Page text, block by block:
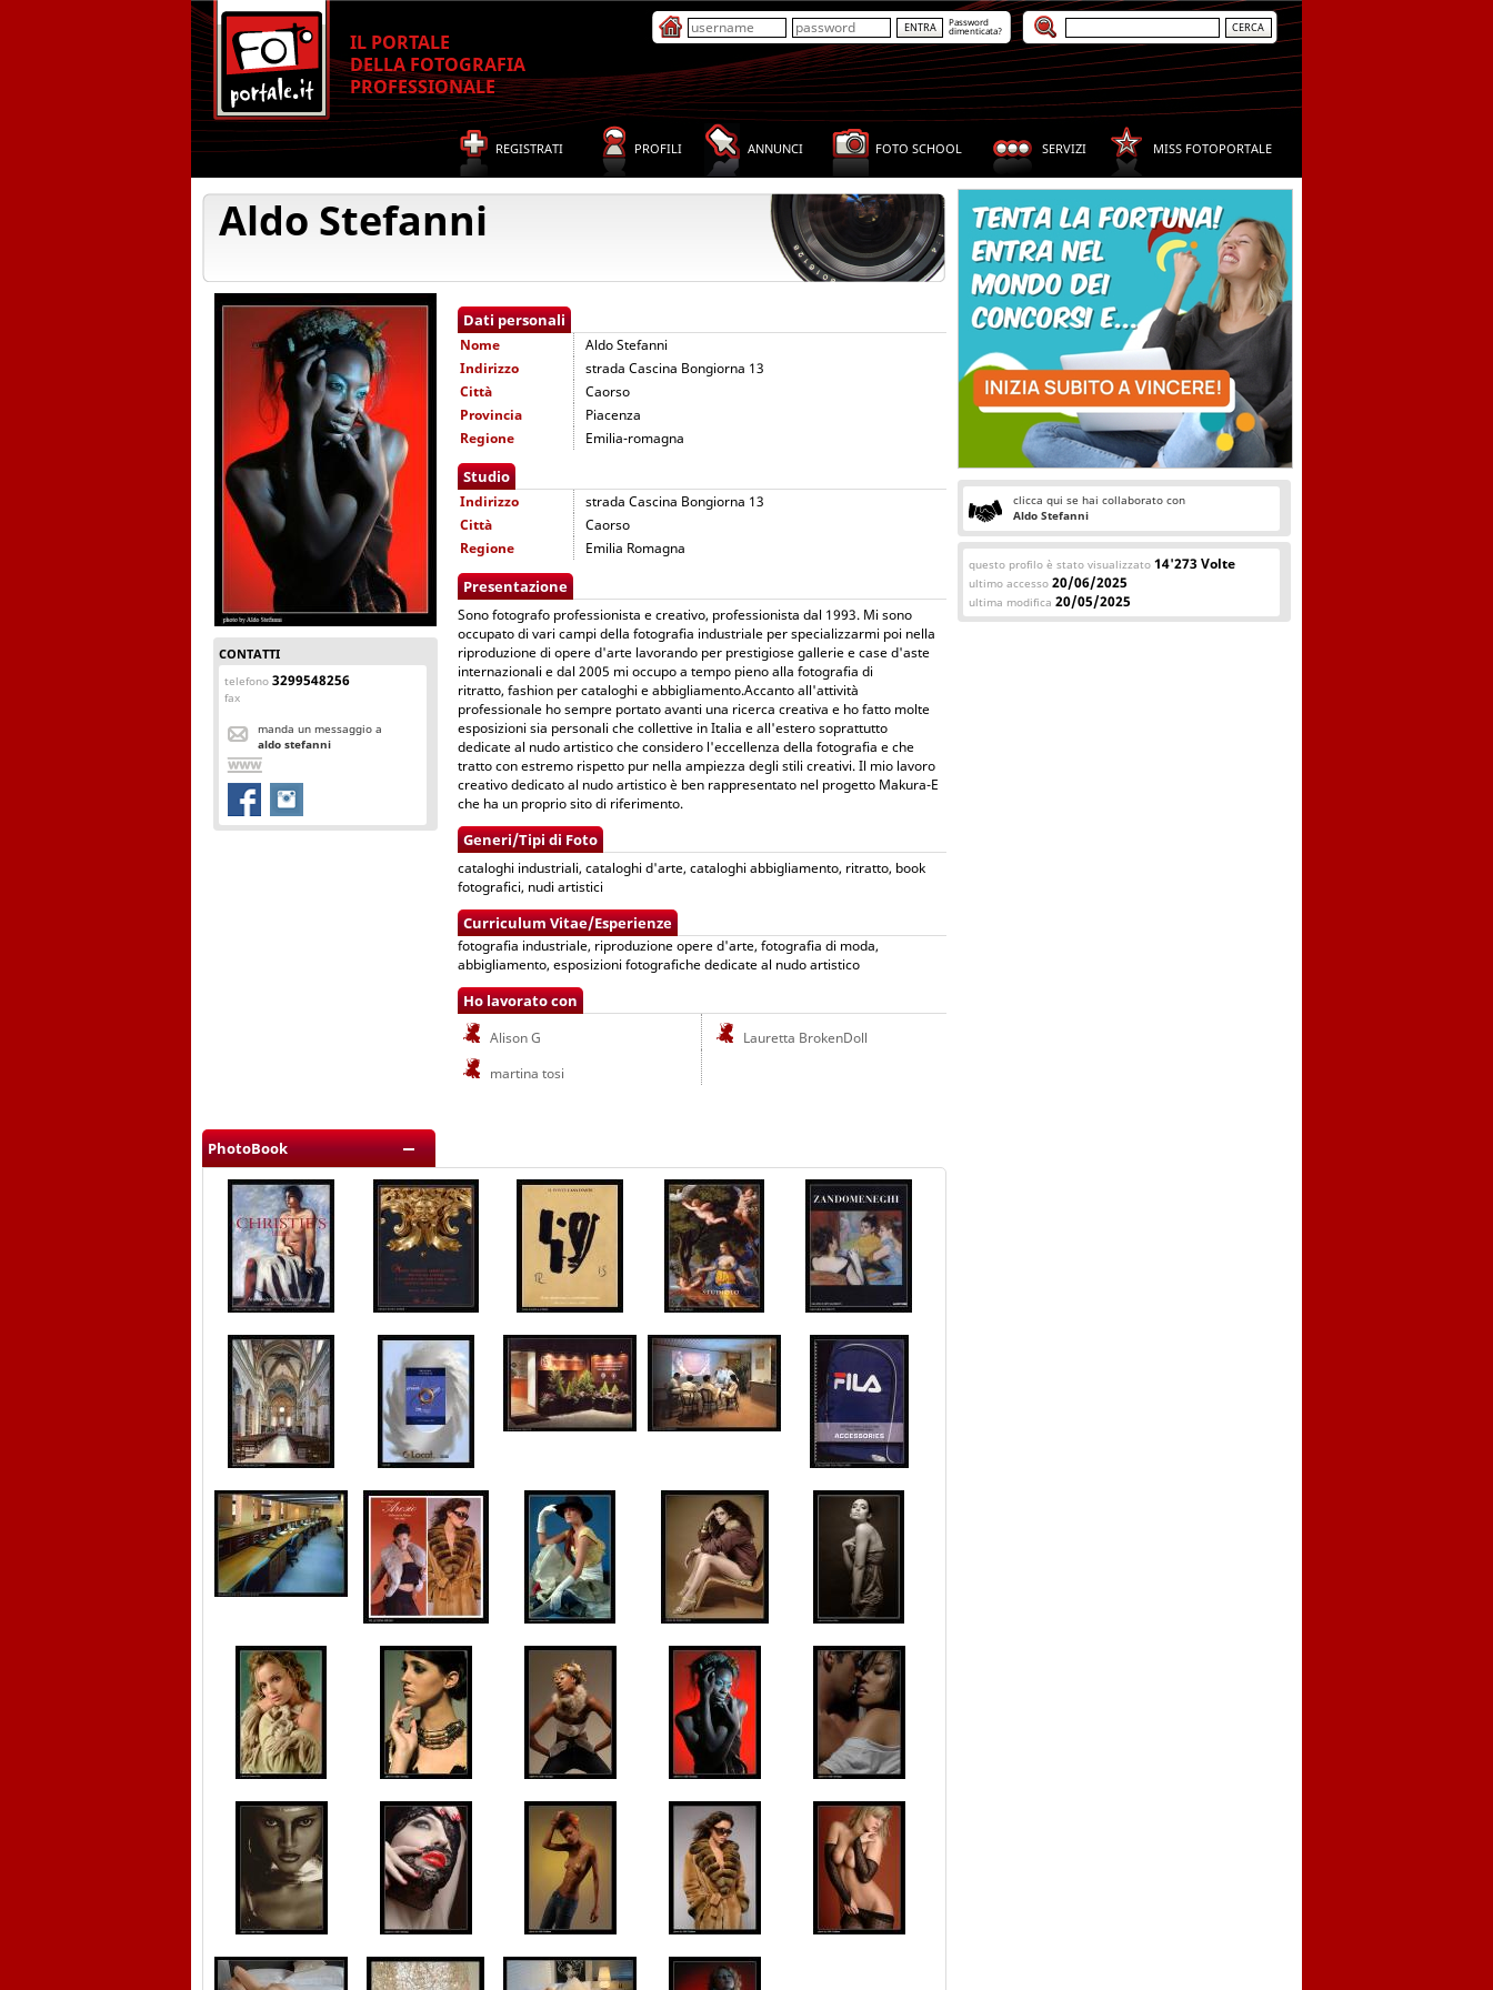
IL PORTALE
DELLA FOTOGRAFIA
PROFESSIONALE
Password
dimenticata?
REGISTRATI PROFILI ANNUNCI FOTO SCHOOL SERVIZI MISS FOTOPORTALE
Aldo Stefanni
CONTATTI
telefono 3299548256
fax
manda un messaggio a
aldo stefanni
Dati personali
Nome
Aldo Stefanni
Indirizzo
strada Cascina Bongiorna 13
Città
Caorso
Provincia
Piacenza
Regione
Emilia-romagna
Studio
Indirizzo
strada Cascina Bongiorna 13
Città
Caorso
Regione
Emilia Romagna
Presentazione
Sono fotografo professionista e creativo, professionista dal 1993. Mi sono
occupato di vari campi della fotografia industriale per specializzarmi poi nella
riproduzione di opere d'arte lavorando per prestigiose gallerie e case d'aste
internazionali e dal 2005 mi occupo a tempo pieno alla fotografia di
ritratto, fashion per cataloghi e abbigliamento.Accanto all'attività
professionale ho sempre portato avanti una ricerca creativa e ho fatto molte
esposizioni sia personali che collettive in Italia e all'estero soprattutto
dedicate al nudo artistico che considero l'eccellenza della fotografia e che
tratto con estremo rispetto pur nella ampiezza degli stili creativi. Il mio lavoro
creativo dedicato al nudo artistico è ben rappresentato nel progetto Makura-E
che ha un proprio sito di riferimento.
Generi/Tipi di Foto
cataloghi industriali, cataloghi d'arte, cataloghi abbigliamento, ritratto, book
fotografici, nudi artistici
Curriculum Vitae/Esperienze
fotografia industriale, riproduzione opere d'arte, fotografia di moda,
abbigliamento, esposizioni fotografiche dedicate al nudo artistico
Ho lavorato con
Alison G
Lauretta BrokenDoll
martina tosi
PhotoBook
clicca qui se hai collaborato con
Aldo Stefanni
questo profilo è stato visualizzato 14'273 Volte
ultimo accesso 20/06/2025
ultima modifica 20/05/2025